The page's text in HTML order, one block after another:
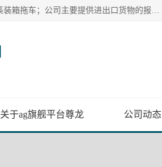
广州市盈亿物流有限公司主要从事：南沙港集装箱拖车、蛇口港集装箱拖车、盐田港集装箱拖车；公司主要提供进出口货物的报关报检、集装箱拖车、特种柜拖车、散货车、仓储搬运、装拆箱配送等港口物流服务。服务区域涵盖全国，起运港口：黄埔港、南沙港、盐田港、蛇口港等码头以及广州白云机场和火车站如南沙港火车站、 大朗、增城西、石龙等货运站。
关于ag旗舰平台尊龙 公司动态